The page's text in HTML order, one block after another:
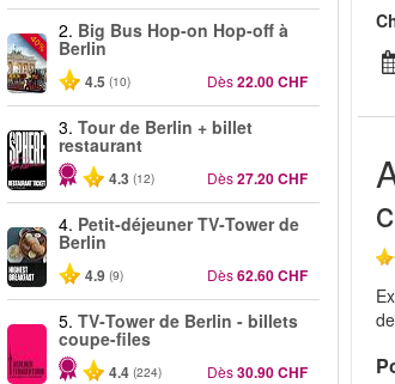
-40%
2. Big Bus Hop-on Hop-off à
Berlin
4.5 (10) Dès22.00 CHF
3. Tour de Berlin + billet
restaurant
4.3 (12) Dès27.20 CHF
4. Petit-déjeuner TV‑Tower de
Berlin
4.9 (9) Dès62.60 CHF
5. TV‑Tower de Berlin - billets
coupe-files
4.4 (224) Dès30.90 CHF